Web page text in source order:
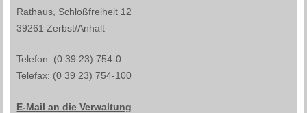
Rathaus, Schloßfreiheit 12
39261 Zerbst/Anhalt
Telefon: (0 39 23) 754-0
Telefax: (0 39 23) 754-100
E-Mail an die Verwaltung